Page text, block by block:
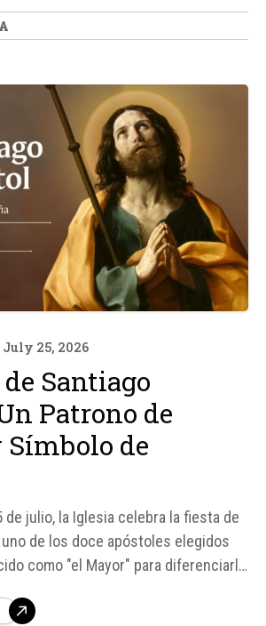
July 25, 2026
Santiago
Patrono de
Símbolo de
julio, la Iglesia celebra la fiesta de
de los doce apóstoles elegidos
como "el Mayor" para diferenciarlo
la historia de la Iglesia primitiva,